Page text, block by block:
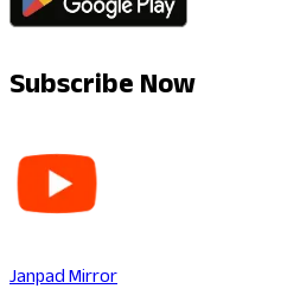
Subscribe Now
Janpad Mirror